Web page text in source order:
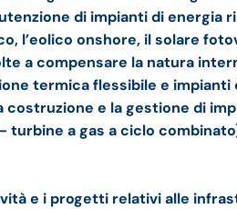
di impianti di energia
l’eolico onshore, il solare
a compensare la natura
termica flessibile e
costruzione e la gestione di
turbine a gas a ciclo
e i progetti relativi alle